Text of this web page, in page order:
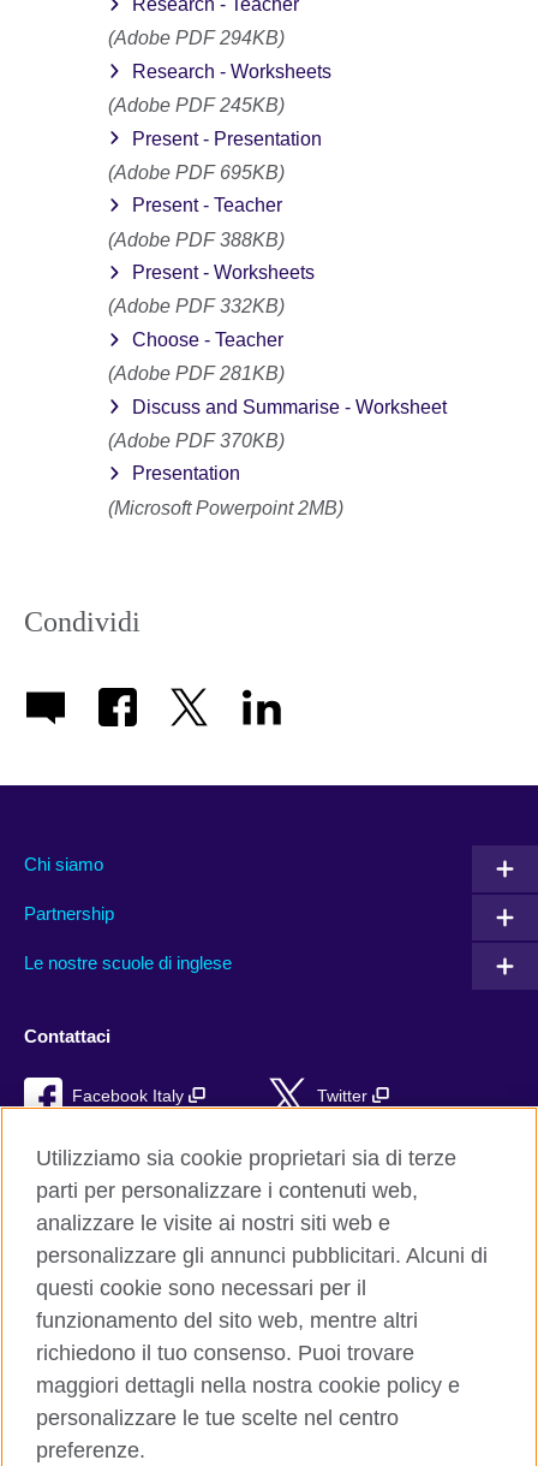
Research - Teacher
(Adobe PDF 294KB)
Research - Worksheets
(Adobe PDF 245KB)
Present - Presentation
(Adobe PDF 695KB)
Present - Teacher
(Adobe PDF 388KB)
Present - Worksheets
(Adobe PDF 332KB)
Choose - Teacher
(Adobe PDF 281KB)
Discuss and Summarise - Worksheet
(Adobe PDF 370KB)
Presentation
(Microsoft Powerpoint 2MB)
Condividi
Chi siamo
Partnership
Le nostre scuole di inglese
Contattaci
Facebook Italy Twitter
YouTube TikTok
RSS
British Council global
Privacy e condizioni d'uso
Cookie
Sitemap
Aiuto
Utilizziamo sia cookie proprietari sia di terze
parti per personalizzare i contenuti web,
analizzare le visite ai nostri siti web e
personalizzare gli annunci pubblicitari. Alcuni di
questi cookie sono necessari per il
funzionamento del sito web, mentre altri
richiedono il tuo consenso. Puoi trovare
maggiori dettagli nella nostra cookie policy e
personalizzare le tue scelte nel centro
preferenze.